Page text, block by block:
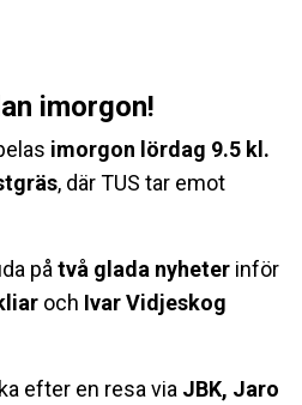
imorgon!
imorgon lördag 9.5 kl.
, där TUS tar emot
på två glada nyheter inför
och Ivar Vidjeskog
efter en resa via JBK, Jaro